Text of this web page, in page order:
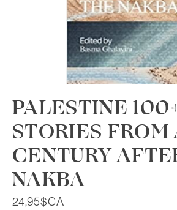
PALESTINE
STORIES FROM
CENTURY
NAKBA
24,95$CA